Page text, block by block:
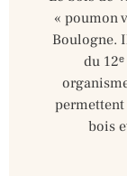
« poumon
Boulogne.
du
permettent
bois